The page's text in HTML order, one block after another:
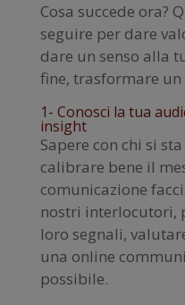
Cosa succede ora?
seguire per dare
dare un senso alla
fine, trasformare
1- Conosci la tua
insight
Sapere con chi si
calibrare bene il
comunicazione
nostri interlocutori,
loro segnali,
una online
possibile.